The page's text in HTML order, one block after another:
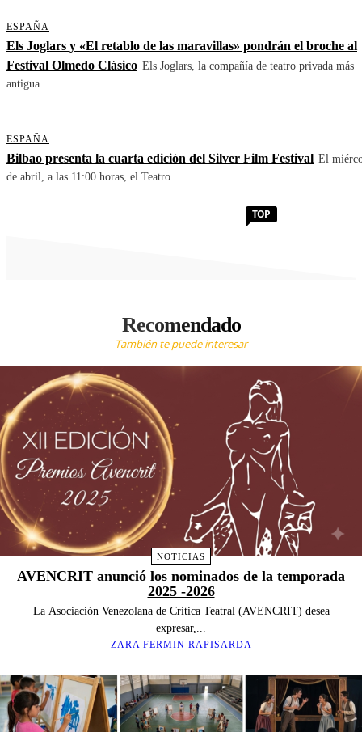
ESPAÑA
Els Joglars y «El retablo de las maravillas» pondrán el broche al
Festival Olmedo Clásico Els Joglars, la compañía de teatro privada más
antigua...
ESPAÑA
Bilbao presenta la cuarta edición del Silver Film Festival El
de abril, a las 11:00 horas, el Teatro...
Recomendado
TOP
También te puede interesar
NOTICIAS
AVENCRIT anunció los nominados de la temporada
2025 -2026
La Asociación Venezolana de Crítica Teatral (AVENCRIT) desea
expresar,...
ZARA FERMIN RAPISARDA